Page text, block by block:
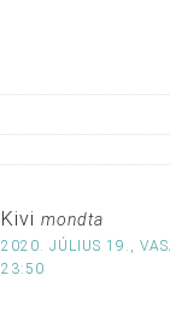
Kivi mondta
2020. JÚLIUS 19.,
23:50